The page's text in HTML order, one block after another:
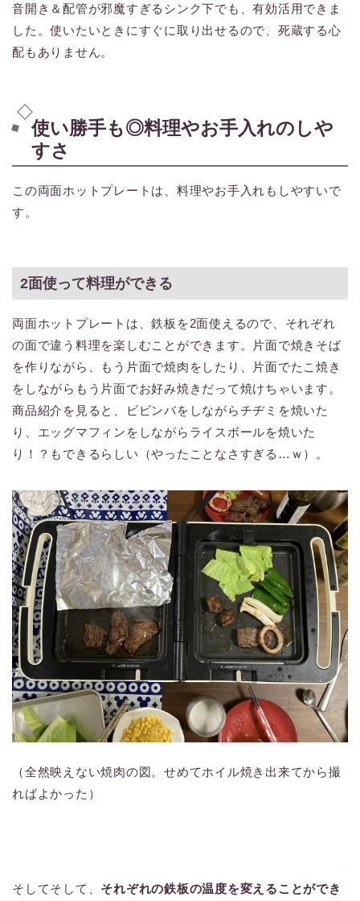
音開き＆配管が邪魔すぎるシンク下でも、有効活用できま
した。使いたいときにすぐに取り出せるので、死蔵する心
配もありません。
使い勝手も◎料理やお手入れのしや
すさ
この両面ホットプレートは、料理やお手入れもしやすいで
す。
2面使って料理ができる
両面ホットプレートは、鉄板を2面使えるので、それぞれ
の面で違う料理を楽しむことができます。片面で焼きそば
を作りながら、もう片面で焼肉をしたり、片面でたこ焼き
をしながらもう片面でお好み焼きだって焼けちゃいます。
商品紹介を見ると、ビビンバをしながらチヂミを焼いた
り、エッグマフィンをしながらライスボールを焼いた
り！？もできるらしい（やったことなさすぎる…ｗ）。
（全然映えない焼肉の図。せめてホイル焼き出来てから撮
ればよかった）
そしてそして、 それぞれの鉄板の温度を変えることができ